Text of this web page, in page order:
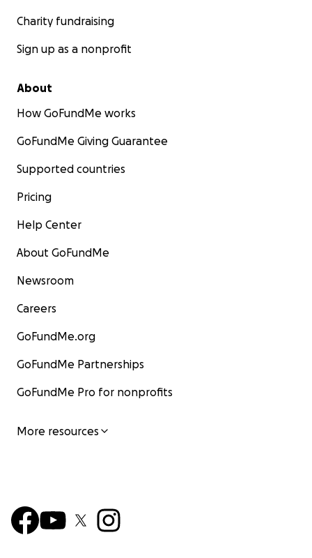
Charity fundraising
Sign up as a nonprofit
About
How GoFundMe works
GoFundMe Giving Guarantee
Supported countries
Pricing
Help Center
About GoFundMe
Newsroom
Careers
GoFundMe.org
GoFundMe Partnerships
GoFundMe Pro for nonprofits
More resources